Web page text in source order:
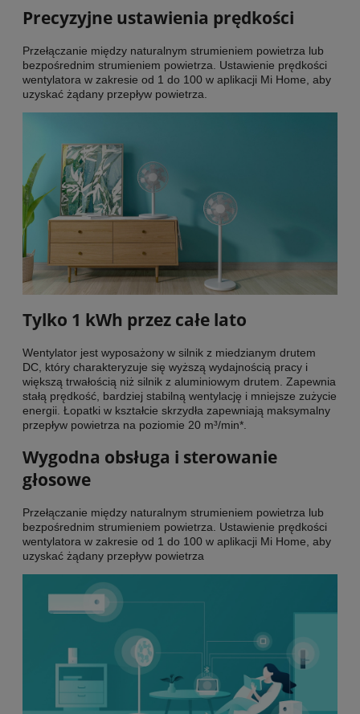
Precyzyjne ustawienia prędkości
Przełączanie między naturalnym strumieniem powietrza lub
bezpośrednim strumieniem powietrza. Ustawienie prędkości
wentylatora w zakresie od 1 do 100 w aplikacji Mi Home, aby
uzyskać żądany przepływ powietrza.
Tylko 1 kWh przez całe lato
Wentylator jest wyposażony w silnik z miedzianym drutem
DC, który charakteryzuje się wyższą wydajnością pracy i
większą trwałością niż silnik z aluminiowym drutem. Zapewnia
stałą prędkość, bardziej stabilną wentylację i mniejsze zużycie
energii. Łopatki w kształcie skrzydła zapewniają maksymalny
przepływ powietrza na poziomie 20 m³/min*.
Wygodna obsługa i sterowanie
głosowe
Przełączanie między naturalnym strumieniem powietrza lub
bezpośrednim strumieniem powietrza. Ustawienie prędkości
wentylatora w zakresie od 1 do 100 w aplikacji Mi Home, aby
uzyskać żądany przepływ powietrza